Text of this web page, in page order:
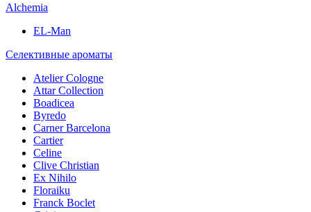
Alchemia
EL-Man
Селективные ароматы
Atelier Cologne
Attar Collection
Boadicea
Byredo
Carner Barcelona
Cartier
Celine
Clive Christian
Ex Nihilo
Floraiku
Franck Boclet